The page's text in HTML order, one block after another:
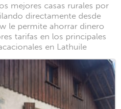
mejores casas rurales por
directamente desde
le permite ahorrar dinero
tarifas en los principales
en Lathuile